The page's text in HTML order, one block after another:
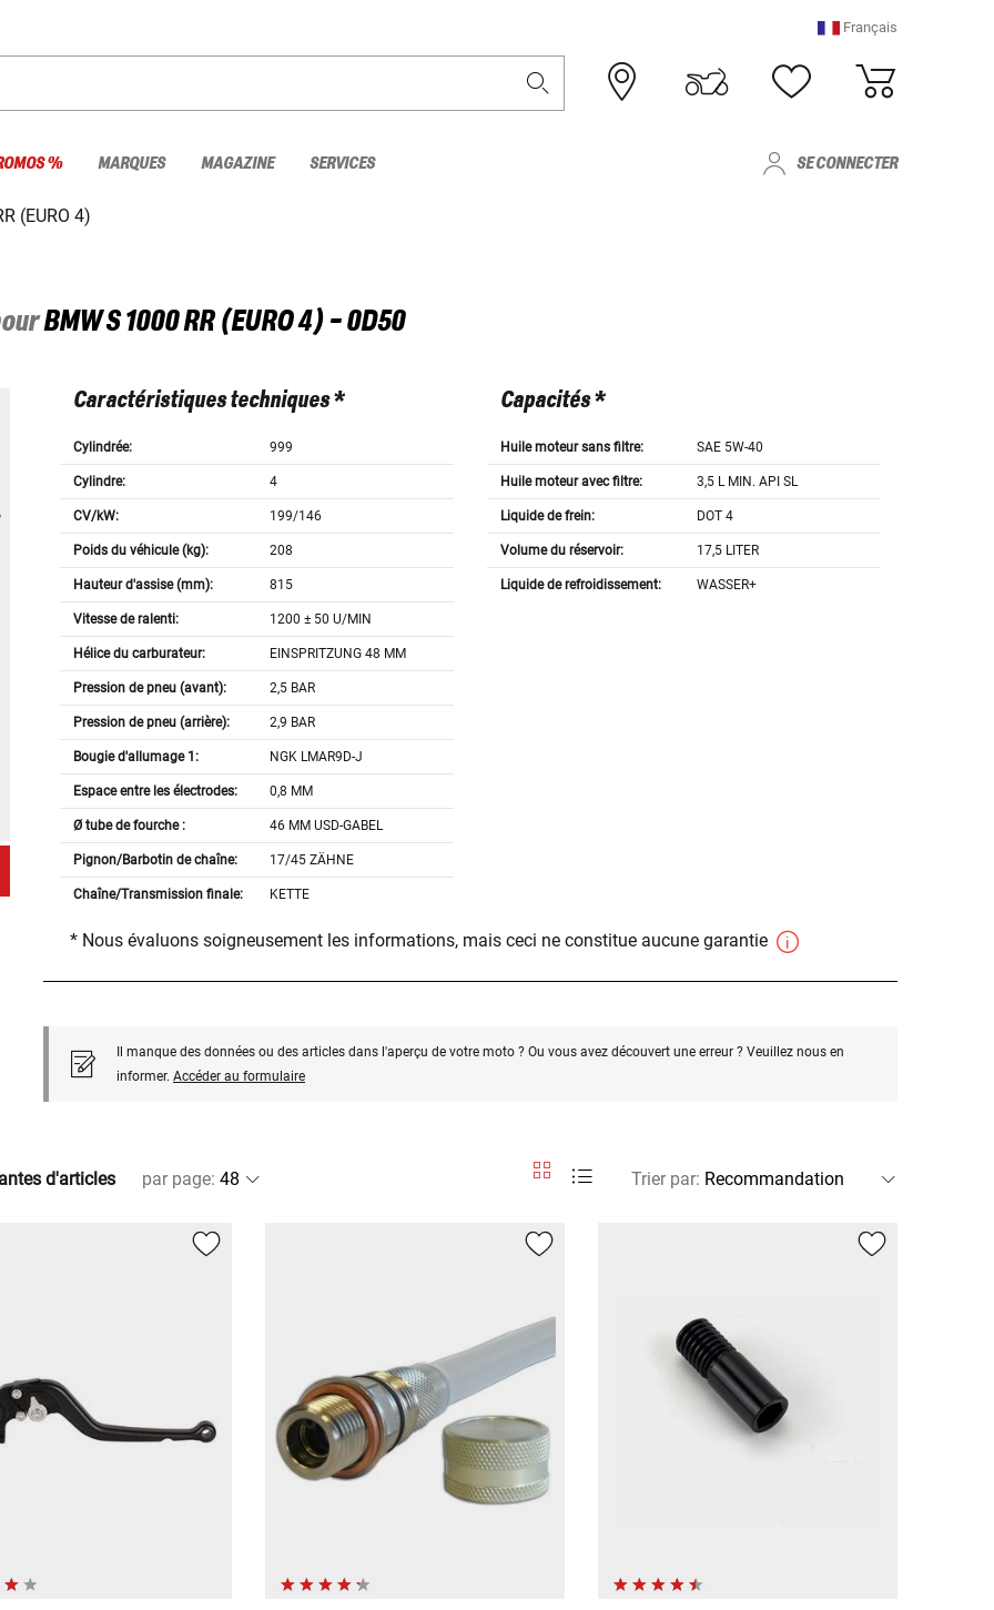
Français
% MARQUES MAGAZINE SERVICES SE CONNECTER
(EURO 4)
BMWS 1000 RR (EURO 4) - 0D50
Caractéristiques techniques *
Cylindrée: 999
Cylindre: 4
CV/kW: 199/146
Poids du véhicule (kg): 208
Hauteur d'assise (mm): 815
Vitesse de ralenti: 1200 ± 50 U/MIN
Hélice du carburateur: EINSPRITZUNG 48 MM
Pression de pneu (avant): 2,5 BAR
Pression de pneu (arrière): 2,9 BAR
Bougie d'allumage 1: NGK LMAR9D-J
Espace entre les électrodes: 0,8 MM
Ø tube de fourche : 46 MM USD-GABEL
Pignon/Barbotin de chaîne: 17/45 ZÄHNE
Chaîne/Transmission finale: KETTE
Capacités *
Huile moteur sans filtre: SAE 5W-40
Huile moteur avec filtre: 3,5 L MIN. API SL
Liquide de frein: DOT 4
Volume du réservoir: 17,5 LITER
Liquide de refroidissement: WASSER+
* Nous évaluons soigneusement les informations, mais ceci ne constitue aucune garantie
Il manque des données ou des articles dans l'aperçu de votre moto ? Ou vous avez découvert une erreur ? Veuillez nous en
informer. Accéder au formulaire
d'articles par page: Trier par: